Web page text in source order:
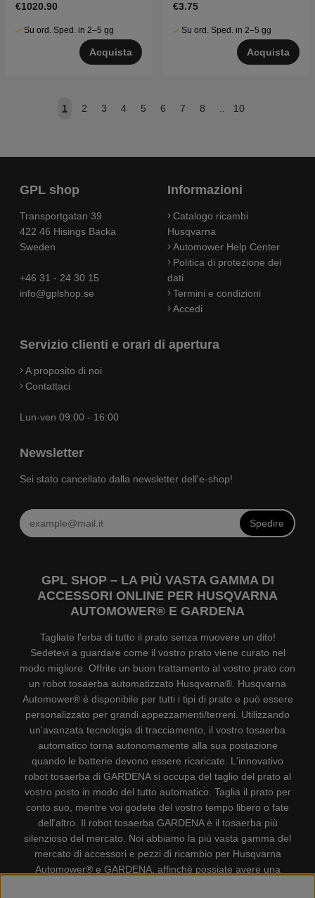
€1020.90
Su ord. Sped. in 2–5 gg
Acquista
€3.75
Su ord. Sped. in 2–5 gg
Acquista
1 2 3 4 5 6 7 8 .. 10
GPL shop
Transportgatan 39
422 46 Hisings Backa
Sweden
+46 31 - 24 30 15
info@gplshop.se
Informazioni
Catalogo ricambi
Husqvarna
Automower Help Center
Politica di protezione dei
dati
Termini e condizioni
Accedi
Servizio clienti e orari di apertura
A proposito di noi
Contattaci
Lun-ven 09:00 - 16:00
Newsletter
Sei stato cancellato dalla newsletter dell'e-shop!
Spedire
GPL SHOP – LA PIÙ VASTA GAMMA DI
ACCESSORI ONLINE PER HUSQVARNA
AUTOMOWER® E GARDENA
Tagliate l'erba di tutto il prato senza muovere un dito!
Sedetevi a guardare come il vostro prato viene curato nel
modo migliore. Offrite un buon trattamento al vostro prato con
un robot tosaerba automatizzato Husqvarna®. Husqvarna
Automower® è disponibile per tutti i tipi di prato e può essere
personalizzato per grandi appezzamenti/terreni. Utilizzando
un'avanzata tecnologia di tracciamento, il vostro tosaerba
automatico torna autonomamente alla sua postazione
quando le batterie devono essere ricaricate. L'innovativo
robot tosaerba di GARDENA si occupa del taglio del prato al
vostro posto in modo del tutto automatico. Taglia il prato per
conto suo, mentre voi godete del vostro tempo libero o fate
dell'altro. Il robot tosaerba GARDENA è il tosaerba più
silenzioso del mercato. Noi abbiamo la più vasta gamma del
mercato di accessori e pezzi di ricambio per Husqvarna
Automower® e GARDENA, affinchè possiate avere una